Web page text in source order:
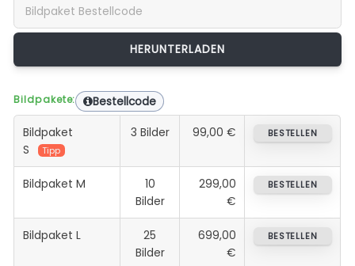
Bildpakete: Bestellcode
Bildpaket
S
Tipp
3 Bilder 99,00 € BESTELLEN
Bildpaket M
10
Bilder
299,00
€
BESTELLEN
Bildpaket L
25
Bilder
699,00
€
BESTELLEN